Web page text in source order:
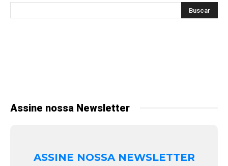
Assine nossa Newsletter
ASSINE NOSSA NEWSLETTER